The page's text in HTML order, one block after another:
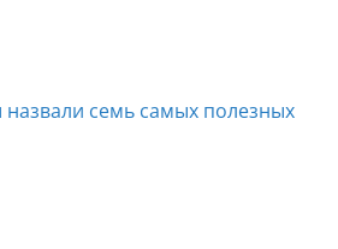
назвали семь самых полезных